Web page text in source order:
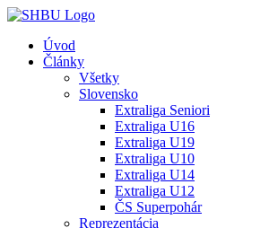
Úvod
Články
Všetky
Slovensko
Extraliga Seniori
Extraliga U16
Extraliga U19
Extraliga U10
Extraliga U14
Extraliga U12
ČS Superpohár
Reprezentácia